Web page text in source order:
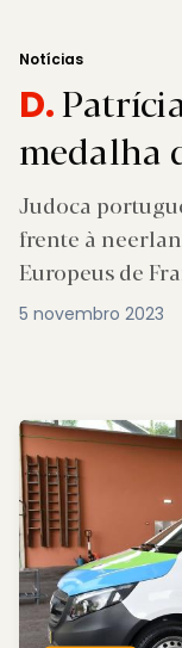
Notícias
D.
medalha
Judoca
frente à
Europeus de
5 novembro 2023